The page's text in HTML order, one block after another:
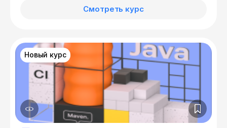
Смотреть курс
Новый курс